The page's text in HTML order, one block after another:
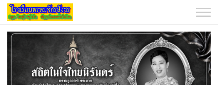
Skip
content